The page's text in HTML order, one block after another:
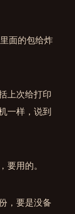
面的包给炸
上次给打印
一样，说到
要用的。
，要是没备